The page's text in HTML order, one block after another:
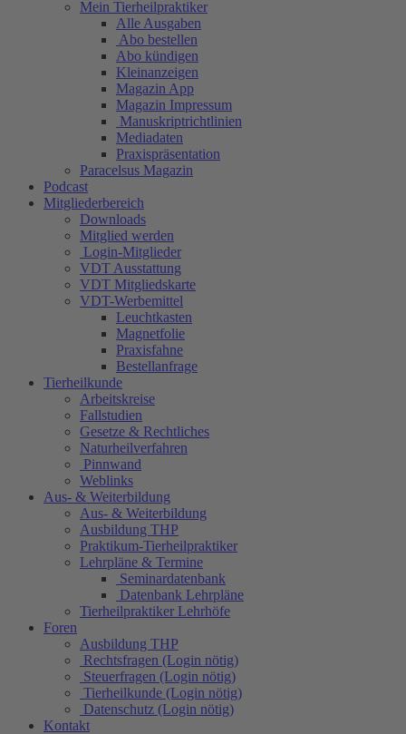
Mein Tierheilpraktiker
Alle Ausgaben
Abo bestellen
Abo kündigen
Kleinanzeigen
Magazin App
Magazin Impressum
Manuskriptrichtlinien
Mediadaten
Praxispräsentation
Paracelsus Magazin
Podcast
Mitgliederbereich
Downloads
Mitglied werden
Login-Mitglieder
VDT Ausstattung
VDT Mitgliedskarte
VDT-Werbemittel
Leuchtkasten
Magnetfolie
Praxisfahne
Bestellanfrage
Tierheilkunde
Arbeitskreise
Fallstudien
Gesetze & Rechtliches
Naturheilverfahren
Pinnwand
Weblinks
Aus- & Weiterbildung
Aus- & Weiterbildung
Ausbildung THP
Praktikum-Tierheilpraktiker
Lehrpläne & Termine
Seminardatenbank
Datenbank Lehrpläne
Tierheilpraktiker Lehrhöfe
Foren
Ausbildung THP
Rechtsfragen (Login nötig)
Steuerfragen (Login nötig)
Tierheilkunde (Login nötig)
Datenschutz (Login nötig)
Kontakt